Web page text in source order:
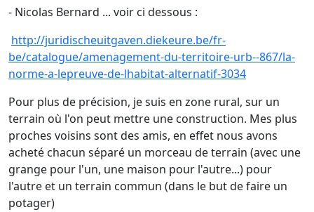
- Nicolas Bernard ... voir ci dessous :
http://juridischeuitgaven.diekeure.be/fr-
be/catalogue/amenagement-du-territoire-urb--867/la-
norme-a-lepreuve-de-lhabitat-alternatif-3034
Pour plus de précision, je suis en zone rural, sur un
terrain où l'on peut mettre une construction. Mes plus
proches voisins sont des amis, en effet nous avons
acheté chacun séparé un morceau de terrain (avec une
grange pour l'un, une maison pour l'autre...) pour
l'autre et un terrain commun (dans le but de faire un
potager)